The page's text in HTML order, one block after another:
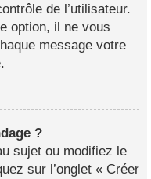
de l’utilisateur.
option, il ne vous
message votre
?
sujet ou modifiez le
sur l’onglet « Créer